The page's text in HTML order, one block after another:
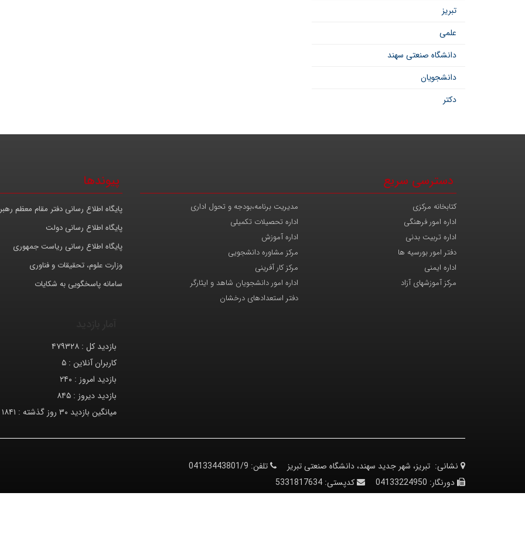
تبریز
علمی
دانشگاه صنعتی سهند
دانشجویان
دکتر
دسترسی سریع
مدیریت برنامه،بودجه و تحول اداری
کتابخانه مرکزی
اداره تحصیلات تکمیلی
اداره امور فرهنگی
اداره آموزش
اداره تربیت بدنی
مرکز مشاوره دانشجویی
دفتر امور بورسیه ها
مرکز کار آفرینی
اداره ایمنی
اداره امور دانشجویان شاهد و ایثارگر
مرکز آموزشهای آزاد
دفتر استعدادهای درخشان
پیوندها
پایگاه اطلاع رسانی دفتر مقام معظم
پایگاه اطلاع رسانی دولت
پایگاه اطلاع رسانی ریاست جمهوری
وزارت علوم، تحقیقات و فناوری
سامانه پاسخگویی به شکایات
بازدید کل : ۴۷۹۳۲۸
کاربران آنلاین : ۵
بازدید امروز : ۲۴۰
بازدید دیروز : ۸۴۵
میانگین بازدید ۳۰ روز گذشته :
۱۸۴۱
نشانی: تبریز، شهر جدید سهند، دانشگاه صنعتی تبریز تلفن: 04133443801/9
دورنگار: 04133224950 کدپستی: 5331817634